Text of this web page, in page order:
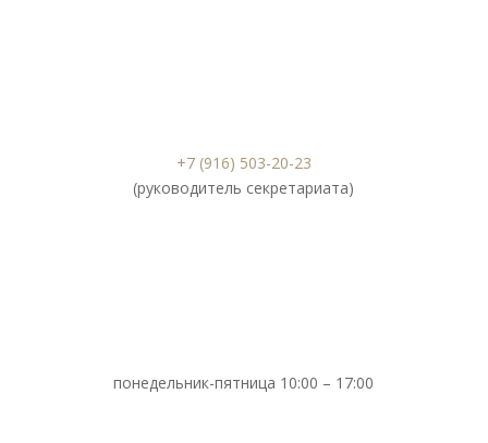
+7 (916) 503-20-23
(руководитель секретариата)
понедельник-пятница 10:00 – 17:00